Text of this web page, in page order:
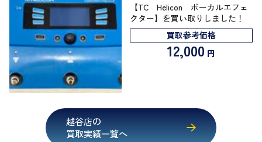
【TC Helicon ボーカルエフェ
クター】を買い取りしました！
買取参考価格
12,000 円
越谷店の
買取実績一覧へ